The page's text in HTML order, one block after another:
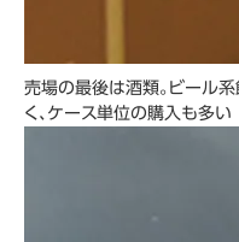
売場の最後は酒類。ビール
く、ケース単位の購入も多い